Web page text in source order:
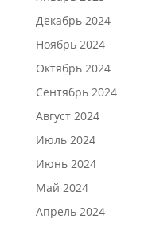
Декабрь 2024
Ноябрь 2024
Октябрь 2024
Сентябрь 2024
Август 2024
Июль 2024
Июнь 2024
Май 2024
Апрель 2024